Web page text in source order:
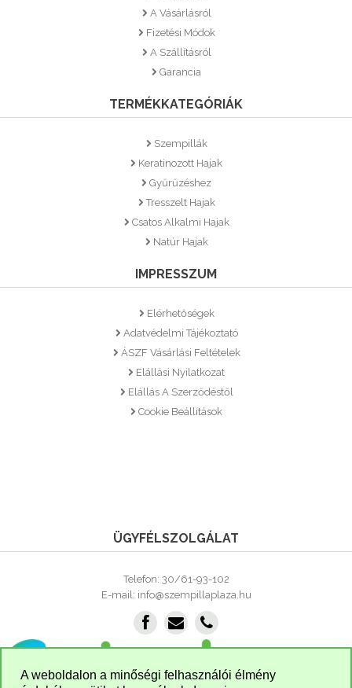
A Vásárlásról
Fizetési Módok
A Szállításról
Garancia
TERMÉKKATEGÓRIÁK
Szempillák
Keratinozott Hajak
Gyűrűzéshez
Tresszelt Hajak
Csatos Alkalmi Hajak
Natúr Hajak
IMPRESSZUM
Elérhetőségek
Adatvédelmi Tájékoztató
ÁSZF Vásárlási Feltételek
Elállási Nyilatkozat
Elállás A Szerződéstől
Cookie Beállítások
ÜGYFÉLSZOLGÁLAT
Telefon: 30/61-93-102
E-mail: info@szempillaplaza.hu
A weboldalon a minőségi felhasználói élmény